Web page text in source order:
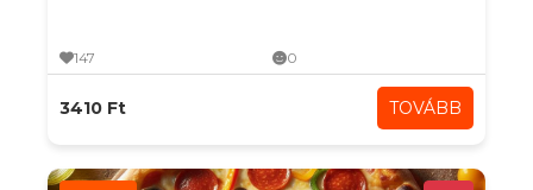
147 0
3410 Ft TOVÁBB